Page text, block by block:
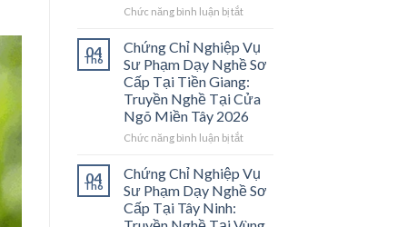
2026:
Mở
Cánh
Cửa
Nghề
Dạy
Ở
Trung
ĐBSCL
Chức năng bình luận bị tắtở
Chỉ
Nghiệp
Vụ
Sư
Phạm
Sơ
Cấp
Vinh
2026:
04
Th6
Chứng Chỉ Nghiệp Vụ
Sư Phạm Dạy Nghề Sơ
Cấp Tại Tiền Giang:
Truyền Nghề Tại Cửa
Ngõ Miền Tây 2026
Chức năng bình luận bị tắtở
Chỉ
Nghiệp
Vụ
04
Th6
Chứng Chỉ Nghiệp Vụ
Sư Phạm Dạy Nghề Sơ
Cấp Tại Tây Ninh: